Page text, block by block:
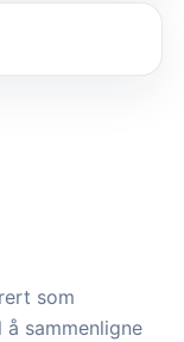
som
sammenligne